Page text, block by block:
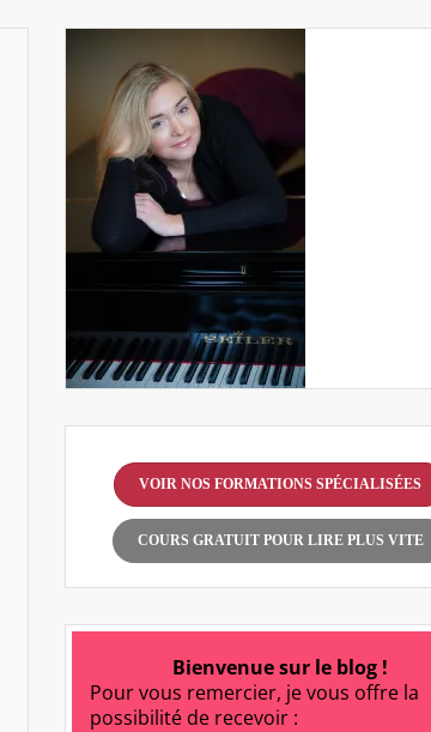
VOIR NOS FORMATIONS SPÉCIALISÉES
COURS GRATUIT POUR LIRE PLUS VITE